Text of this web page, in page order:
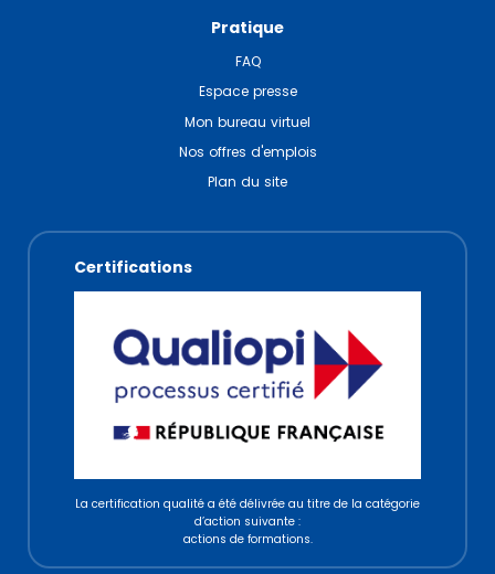
Pratique
FAQ
Espace presse
Mon bureau virtuel
Nos offres d'emplois
Plan du site
Certifications
La certification qualité a été délivrée au titre de la catégorie
d’action suivante :
actions de formations.